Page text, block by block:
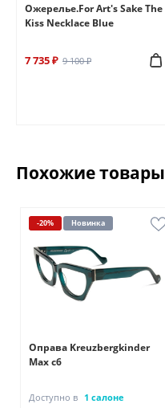
Ожерелье.For Art's Sake The
Kiss Necklace Blue
7 735 ₽ 9 100 ₽
Похожие товары
-20% Новинка
Оправа Kreuzbergkinder
Max c6
Доступно в 1 салоне